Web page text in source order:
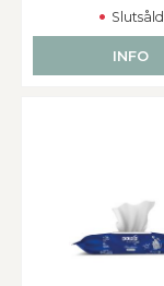
Slutsåld
INFO